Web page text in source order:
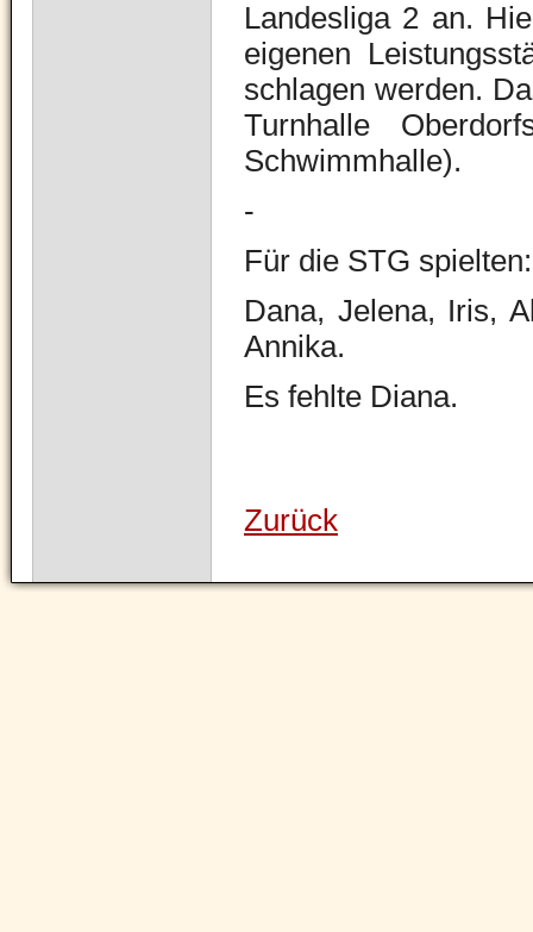
Landesliga 2 an.
eigenen
schlagen werden.
Turnhalle
Schwimmhalle).
-
Für die STG spielten:
Dana, Jelena, Iris,
Annika.
Es fehlte Diana.
Zurück
Navigation